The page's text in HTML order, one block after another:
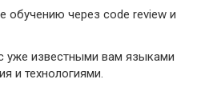
обучению через code review и
уже известными вам языками
и технологиями.